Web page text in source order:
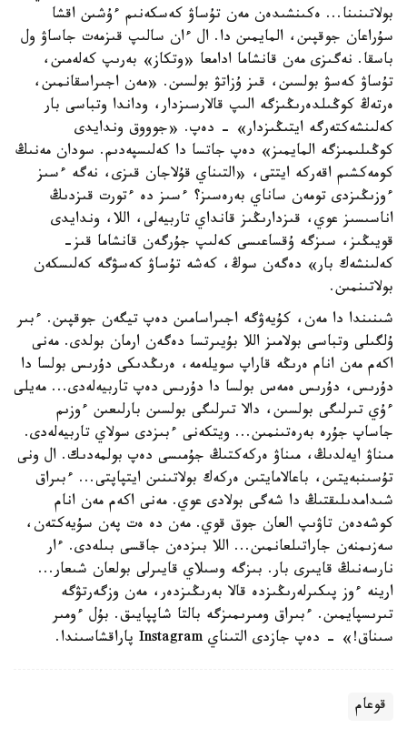
بولاتىنىنا... ەكىنشىدەن مەن تۇساۋ كەسكەنىم ءۇشىن اقشا
سۇراعان جوقپىن، المايمىن دا. ال ءان سالىپ قىزمەت جاساۋ ول
باسقا. نەگىزى مەن قانشاما ادامعا «وتكاز» بەرىپ كەلەمىن،
تۇساۋ كەسۋ بولسىن، قىز ۇزاتۋ بولسىن. «مەن اجىراسقانمىن،
ەرتەڭ كوڭىلدەرىڭىزگە الىپ قالارسىزدار، وداندا وتباسى بار
كەلىنشەكتەرگە ايتىڭىزدار» - دەپ. «جوووق وندايدى
كوڭىلىمىزگە المايمىز» دەپ جاتسا دا كەلىسپەدىم. سودان مەنىڭ
كومەكشىم اقەركە ايتتى، «التىناي قۇلاجان قىزى، نەگە ءسىز
ءوزىڭىزدى تومەن ساناي بەرەسىز؟ ءسىز دە ءتورت قىزدىڭ
اناسىسىز عوي، قىزدارىڭىز قانداي تاربيەلى، اللا، وندايدى
قويىڭىز، سىزگە ۇقساعىسى كەلىپ جۇرگەن قانشاما قىز-
كەلىنشەك بار» دەگەن سوڭ، كەشە تۇساۋ كەسۋگە كەلىسكەن
بولاتىنمىن.
شىنىندا دا مەن، كۇيەۋگە اجىراسامىن دەپ تيگەن جوقپىن. ءبىر
ۇلگىلى وتباسى بولامىز اللا بۇيىرتسا دەگەن ارمان بولدى. مەنى
اكەم مەن انام ەرىڭە قاراپ سويلەمە، ەرىڭدىكى دۇرىس بولسا دا
دۇرىس، دۇرىس ەمەس بولسا دا دۇرىس دەپ تاربيەلەدى... مەيلى
ءۇي تىرلىگى بولسىن، دالا تىرلىگى بولسىن بارلىعىن ءوزىم
جاساپ جۇرە بەرەتىنمىن... ويتكەنى ءبىزدى سولاي تاربيەلەدى.
مىناۋ ايەلدىڭ، مىناۋ ەركەكتىڭ جۇمىسى دەپ بولمەدىك. ال ونى
تۇسىنبەيتىن، باعالامايتىن ەركەك بولاتىنىن ايتپاپتى... ءبىراق
شىدامدىلىقتىڭ دا شەگى بولادى عوي. مەنى اكەم مەن انام
كوشەدەن تاۋىپ العان جوق قوي. مەن دە ەت پەن سۇيەكتەن،
سەزىمنەن جاراتىلعانمىن... اللا بىزدەن جاقسى بىلەدى. ءار
نارسەنىڭ قايىرى بار. بىزگە وسىلاي قايىرلى بولعان شىعار...
ارينە ءوز پىكىرلەرىڭىزدە قالا بەرىڭىزدەر، مەن وزگەرتۋگە
تىرىسپايمىن. ءبىراق ومىرىمىزگە بالتا شاپپايىق. بۇل ءومىر
سىناق!» - دەپ جازدى التىناي Instagram پاراقشاسىندا.
قوعام